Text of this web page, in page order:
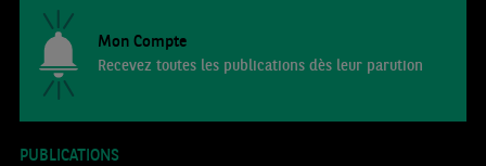
Mon Compte
Recevez toutes les publications dès leur parution
PUBLICATIONS